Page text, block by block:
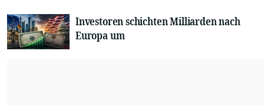
Investoren schichten Milliarden nach
Europa um